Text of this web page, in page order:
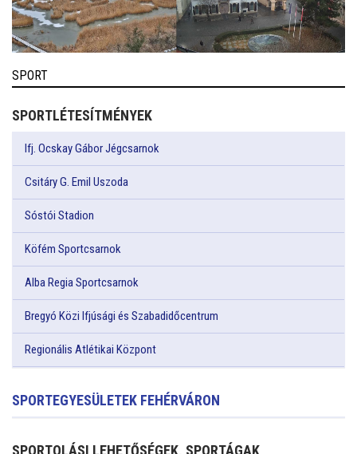
SPORT
SPORTLÉTESÍTMÉNYEK
Ifj. Ocskay Gábor Jégcsarnok
Csitáry G. Emil Uszoda
Sóstói Stadion
Köfém Sportcsarnok
Alba Regia Sportcsarnok
Bregyó Közi Ifjúsági és Szabadidőcentrum
Regionális Atlétikai Központ
SPORTEGYESÜLETEK FEHÉRVÁRON
SPORTOLÁSI LEHETŐSÉGEK, SPORTÁGAK